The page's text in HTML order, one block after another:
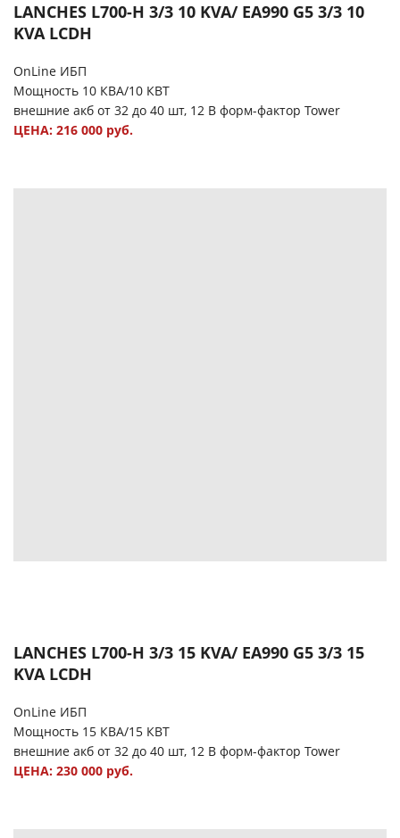
LANCHES L700-H 3/3 10 KVA/ EA990 G5 3/3 10
KVA LCDH
OnLine ИБП
Мощность 10 КВА/10 КВТ
внешние акб от 32 до 40 шт, 12 В форм-фактор Tower
ЦЕНА: 216 000 руб.
LANCHES L700-H 3/3 15 KVA/ EA990 G5 3/3 15
KVA LCDH
OnLine ИБП
Мощность 15 КВА/15 КВТ
внешние акб от 32 до 40 шт, 12 В форм-фактор Tower
ЦЕНА: 230 000 руб.